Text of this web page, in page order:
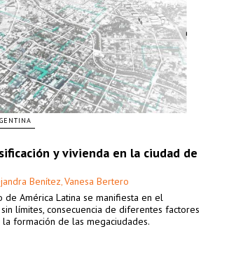
y vivienda en la ciudad de
Benítez, Vanesa Bertero
de América Latina se manifiesta en el
límites, consecuencia de diferentes factores
formación de las megaciudades.